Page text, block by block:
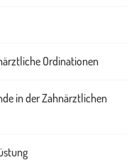
Ordinationen
in der Zahnärztlichen